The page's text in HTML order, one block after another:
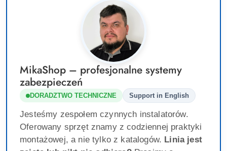
MikaShop – profesjonalne systemy
zabezpieczeń
DORADZTWO TECHNICZNE Support in English
Jesteśmy zespołem czynnych instalatorów.
Oferowany sprzęt znamy z codziennej praktyki
montażowej, a nie tylko z katalogów. Linia jest